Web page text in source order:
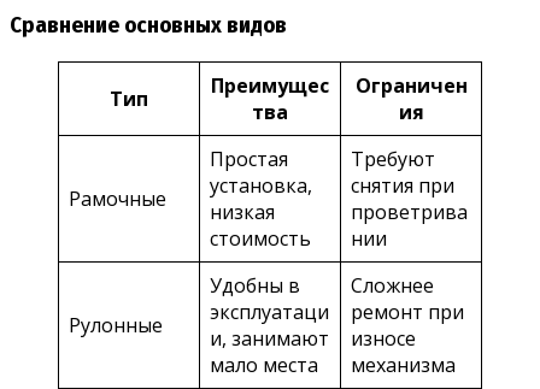
Сравнение основных видов
Тип
Преимущес
тва
Ограничен
ия
Рамочные
Простая
установка,
низкая
стоимость
Требуют
снятия при
проветрива
нии
Рулонные
Удобны в
эксплуатаци
и, занимают
мало места
Сложнее
ремонт при
износе
механизма